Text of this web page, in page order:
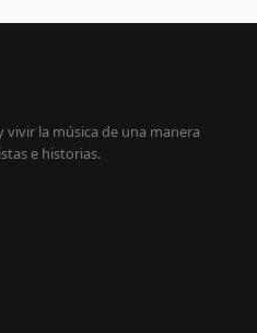
vivir la música de una manera
e historias.